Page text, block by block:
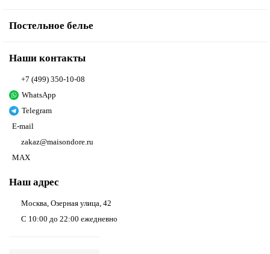
Постельное белье
Наши контакты
+7 (499) 350-10-08
WhatsApp
Telegram
E-mail
zakaz@maisondore.ru
MAX
Наш адрес
Москва, Озерная улица, 42
С 10:00 до 22:00 ежедневно